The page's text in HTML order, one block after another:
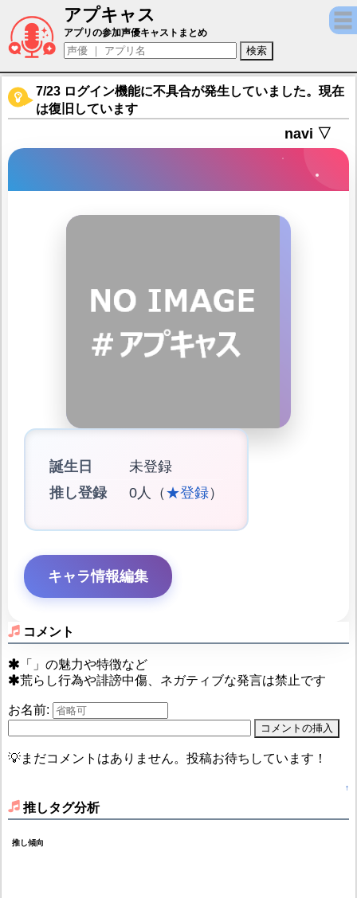
アプキャス
（声優：)【Fate/Grand Order】キャラ紹介
アプリの参加声優キャストまとめ
7/23 ログイン機能に不具合が発生していました。現在
は復旧しています
navi ▽
誕生日
未登録
推し登録
0人（ ★登録）
キャラ情報編集
コメント
「」の魅力や特徴など
荒らし行為や誹謗中傷、ネガティブな発言は禁止です
お名前:
💡まだコメントはありません。投稿お待ちしています！
↑
推しタグ分析
推し傾向